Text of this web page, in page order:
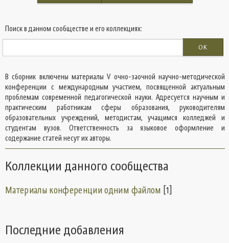
Поиск в данном сообществе и его коллекциях:
OK
В сборник включены материалы V очно-заочной научно-методической
конференции с международным участием, посвященной актуальным
проблемам современной педагогической науки. Адресуется научным и
практическим работникам сферы образования, руководителям
образовательных учреждений, методистам, учащимся колледжей и
студентам вузов. Ответственность за языковое оформление и
содержание статей несут их авторы.
Коллекции данного сообщества
Материалы конференции одним файлом [1]
Последние добавления